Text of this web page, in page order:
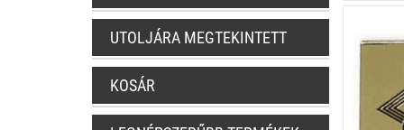
UTOLJÁRA MEGTEKINTETT
KOSÁR